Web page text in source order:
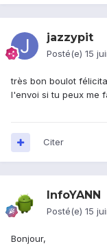
jazzypit
Posté(e) 15
très bon boulot
l'envoi si tu peux me
Citer
InfoYANN
Posté(e) 15
Bonjour,